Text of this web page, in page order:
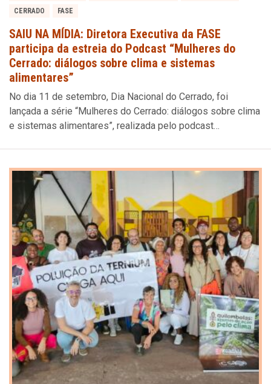
CERRADO FASE
SAIU NA MÍDIA: Diretora Executiva da FASE
participa da estreia do Podcast “Mulheres do
Cerrado: diálogos sobre clima e sistemas
alimentares”
No dia 11 de setembro, Dia Nacional do Cerrado, foi
lançada a série “Mulheres do Cerrado: diálogos sobre clima
e sistemas alimentares”, realizada pelo podcast…